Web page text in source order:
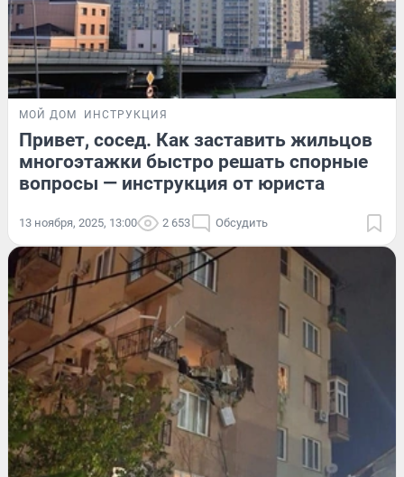
МОЙ ДОМ ИНСТРУКЦИЯ
Привет, сосед. Как заставить жильцов
многоэтажки быстро решать спорные
вопросы — инструкция от юриста
13 ноября, 2025, 13:00 2 653 Обсудить